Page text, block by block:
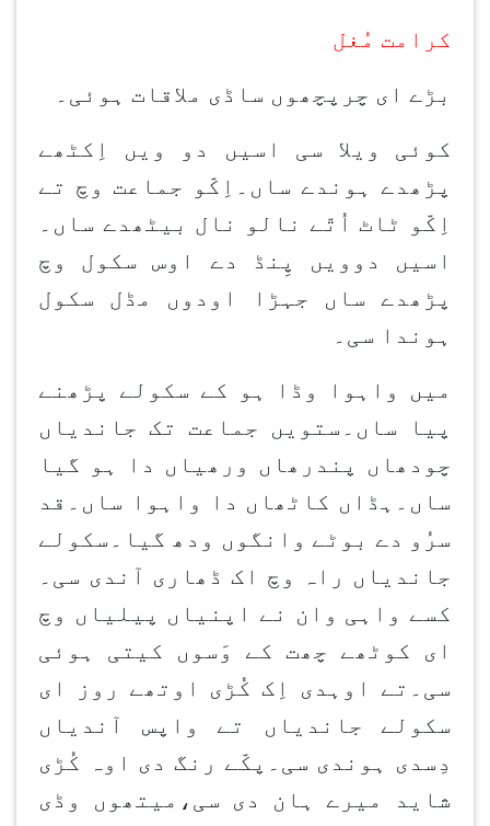
کرامت مُغل
بڑے ای چرپچھوں ساڈی ملاقات ہوئی۔
کوئی ویلا سی اسیں دو ویں اِکٹھے
پڑھدے ہوندے ساں۔اِکّو جماعت وچ تے
اِکّو ٹاٹ اُتّے نالو نال بیٹھدے ساں۔
اسیں دوویں پِنڈ دے اوس سکول وچ
پڑھدے ساں جہڑا اودوں مڈل سکول
ہوندا سی۔
میں واہوا وڈا ہو کے سکولے پڑھنے
پیا ساں۔ستویں جماعت تک جاندیاں
چودھاں پندرھاں ورھیاں دا ہو گیا
ساں۔ہڈاں کاٹھاں دا واہوا ساں۔قد
سرُو دے بوٹے وانگوں ودھ گیا۔سکولے
جاندیاں راہ وچ اک ڈھاری آندی سی۔
کسے واہی وان نے اپنیاں پیلیاں وچ
ای کوٹھے چھت کے وَسوں کیتی ہوئی
سی۔تے اوہدی اِک کُڑی اوتھے روز ای
سکولے جاندیاں تے واپس آندیاں
دِسدی ہوندی سی۔پکّے رنگ دی اوہ کُڑی
شاید میرے ہان دی سی،میتھوں وڈی